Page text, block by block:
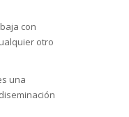
con
otro
una